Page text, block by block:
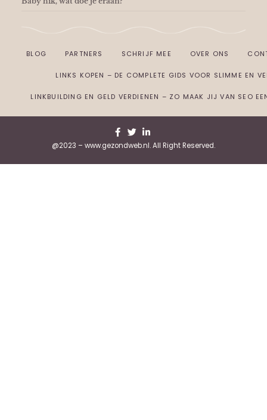
BLOG PARTNERS SCHRIJF MEE OVER ONS
LINKS KOPEN – DE COMPLETE GIDS VOOR SLIMME EN
LINKBUILDING EN GELD VERDIENEN – ZO MAAK JIJ VAN SEO
@2023 – www.gezondweb.nl. All Right Reserved.